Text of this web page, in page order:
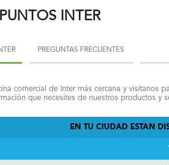
INTER
PREGUNTAS FRECUENTES
comercial de Inter más cercana y visítanos
que necesites de nuestros productos y
EN TU CIUDAD ESTAN